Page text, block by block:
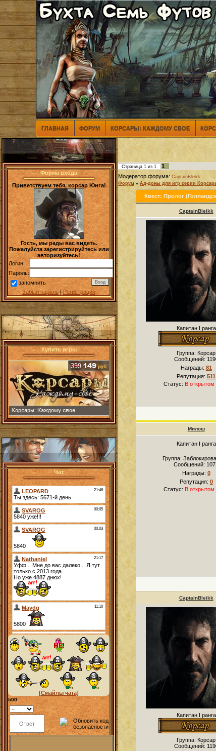
ГЛАВНАЯ ФОРУМ КОРСАРЫ: КАЖДОМУ СВОЕ
Форма входа
Приветствуем тебя, корсар Юнга!
Гость, мы рады вас видеть.
Пожалуйста зарегистрируйтесь или
авторизуйтесь!
Логин:
Пароль:
запомнить
Забыл пароль|Регистрация
Купить игры
Чат
[Смайлы чата]
500
Страница 1 из 1
1
Модератор форума: CaptainBleikk
Форум » Ад-доны для игр серии
Квест: Пролог
CaptainBleikk
Капитан I ранга
Группа: Корсар
Сообщений:
Награды: 81
Репутация:511
Статус: В открытом
Милош
Капитан I ранга
Группа:
Сообщений:
Награды: 0
Репутация: 0
Статус: В открытом
CaptainBleikk
Капитан I ранга
Группа: Корсар
Сообщений: